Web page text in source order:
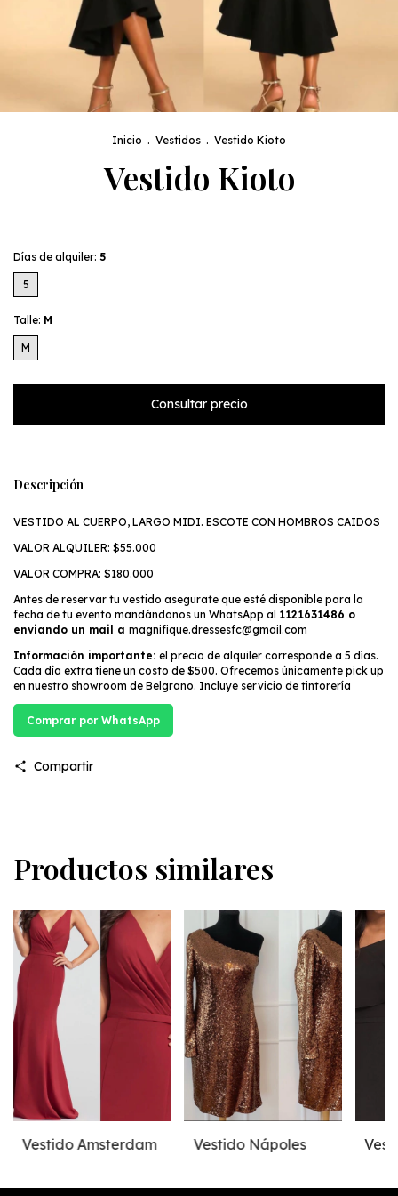
Inicio . Vestidos . Vestido Kioto
Vestido Kioto
Días de alquiler: 5
5
Talle: M
M
Descripción
VESTIDO AL CUERPO, LARGO MIDI. ESCOTE CON HOMBROS CAIDOS
VALOR ALQUILER: $55.000
VALOR COMPRA: $180.000
Antes de reservar tu vestido asegurate que esté disponible para la
fecha de tu evento mandándonos un WhatsApp al 1121631486 o
enviando un mail a magnifique.dressesfc@gmail.com
Información importante: el precio de alquiler corresponde a 5 días.
Cada día extra tiene un costo de $500. Ofrecemos únicamente pick up
en nuestro showroom de Belgrano. Incluye servicio de tintorería
Comprar por WhatsApp
Compartir
Productos similares
Vestido Amsterdam Vestido Nápoles